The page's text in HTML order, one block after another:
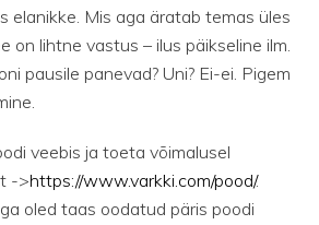
elanikke. Mis aga äratab temas üles
on lihtne vastus – ilus päikseline ilm.
pausile panevad? Uni? Ei-ei. Pigem
veebis ja toeta võimalusel
->https://www.varkki.com/pood/.
oled taas oodatud päris poodi